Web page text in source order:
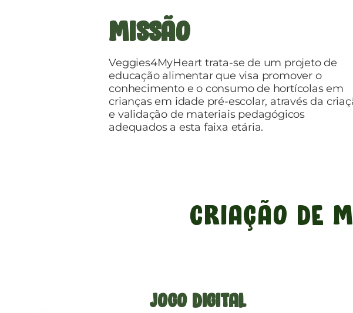
Missão
Veggies4MyHeart trata-se de um projeto de
educação alimentar que visa promover o
conhecimento e o consumo de hortícolas em
crianças em idade pré-escolar, através da
e validação de materiais pedagógicos
adequados a esta faixa etária.
Criação De
Jogo Digital